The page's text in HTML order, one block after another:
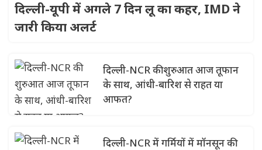
दिल्ली-यूपी में अगले 7 दिन लू का कहर, IMD ने
जारी किया अलर्ट
दिल्ली-NCR की शुरुआत आज तूफान
के साथ, आंधी-बारिश से राहत या
आफत?
दिल्ली-NCR में गर्मियों में मॉनसून की